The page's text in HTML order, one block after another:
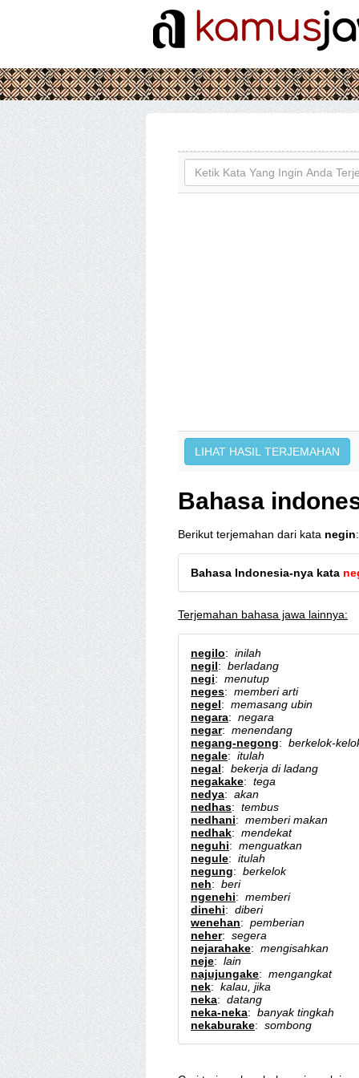
Bahasa
Berikut terjemahan dari kata negin:
Bahasa Indonesia-nya kata
Terjemahan bahasa jawa lainnya:
negilo: inilah
negil: berladang
negi: menutup
neges: memberi arti
negel: memasang ubin
negara: negara
negar: menendang
negang-negong: berkelok-
negale: itulah
negal: bekerja di ladang
negakake: tega
nedya: akan
nedhas: tembus
nedhani: memberi makan
nedhak: mendekat
neguhi: menguatkan
negule: itulah
negung: berkelok
neh: beri
ngenehi: memberi
dinehi: diberi
wenehan: pemberian
neher: segera
nejarahake: mengisahkan
neje: lain
najujungake: mengangkat
nek: kalau, jika
neka: datang
neka-neka: banyak tingkah
nekaburake: sombong